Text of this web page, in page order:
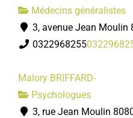
Médecins généralistes
3, avenue Jean Moulin
0322968255
Malory BRIFFARD-
Psychologues
3, rue Jean Moulin